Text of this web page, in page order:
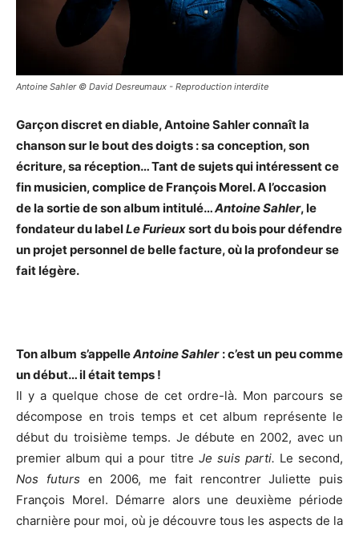
Antoine Sahler © David Desreumaux - Reproduction interdite
Garçon discret en diable, Antoine Sahler connaît la
chanson sur le bout des doigts : sa conception, son
écriture, sa réception… Tant de sujets qui intéressent ce
fin musicien, complice de François Morel. A l’occasion
de la sortie de son album intitulé…Antoine Sahler, le
fondateur du labelLe Furieuxsort du bois pour défendre
un projet personnel de belle facture, où la profondeur se
fait légère.
Ton album s’appelleAntoine Sahler: c’est un peu comme
un début… il était temps !
Il y a quelque chose de cet ordre-là. Mon parcours se
décompose en trois temps et cet album représente le
début du troisième temps. Je débute en 2002, avec un
premier album qui a pour titre Je suis parti. Le second,
Nos futurs en 2006, me fait rencontrer Juliette puis
François Morel. Démarre alors une deuxième période
charnière pour moi, où je découvre tous les aspects de la